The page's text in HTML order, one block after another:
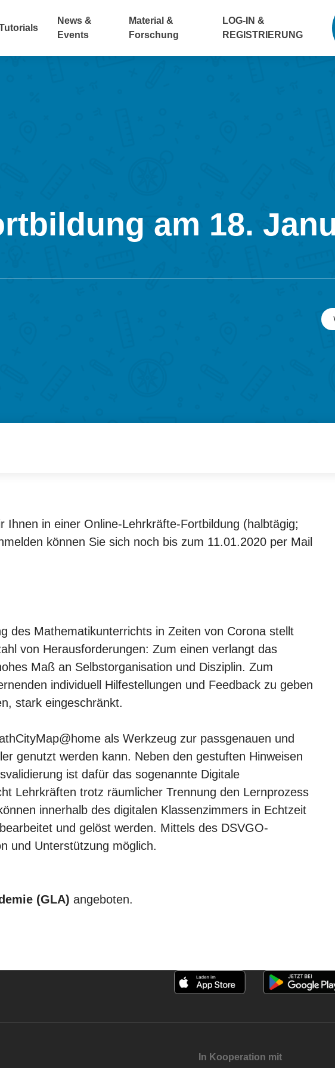
News &
Events
Material &
Forschung
LOG-IN &
REGISTRIERUNG
am 18.
in einer Online-Lehrkräfte-Fortbildung (halbtägig;
können Sie sich noch bis zum 11.01.2020 per Mail
des Mathematikunterrichts in Zeiten von Corona stellt
von Herausforderungen: Zum einen verlangt das
Maß an Selbstorganisation und Disziplin. Zum
individuell Hilfestellungen und Feedback zu geben
stark eingeschränkt.
als Werkzeug zur passgenauen und
genutzt werden kann. Neben den gestuften Hinweisen
ist dafür das sogenannte Digitale
Lehrkräften trotz räumlicher Trennung den Lernprozess
innerhalb des digitalen Klassenzimmers in Echtzeit
und gelöst werden. Mittels des DSVGO-
und Unterstützung möglich.
(GLA) angeboten.
In Kooperation mit